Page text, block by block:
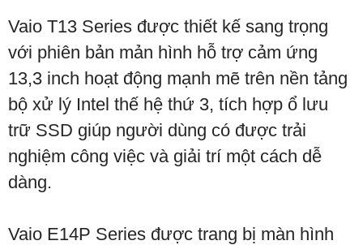
Vaio T13 Series được thiết kế sang trọng
với phiên bản mản hình hỗ trợ cảm ứng
13,3 inch hoạt động mạnh mẽ trên nền tảng
bộ xử lý Intel thế hệ thứ 3, tích hợp ổ lưu
trữ SSD giúp người dùng có được trải
nghiệm công việc và giải trí một cách dễ
dàng.
Vaio E14P Series được trang bị màn hình